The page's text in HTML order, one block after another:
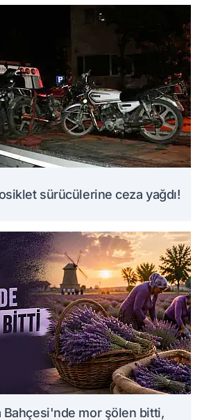
sürücülerine ceza yağdı!
Bahçesi'nde mor şölen bitti,